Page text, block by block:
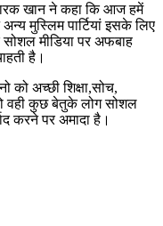
खान ने कहा कि आज हमें
मुस्लिम पार्टियां इसके लिए
मीडिया पर अफबाह
है।
को अच्छी शिक्षा,सोच,
वही कुछ बेतुके लोग सोशल
करने पर अमादा है।